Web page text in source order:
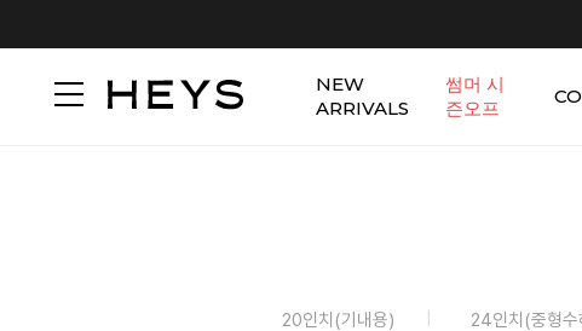
NEW
ARRIVALS
썸머 시
즌오프
20인치(기내용) 24인치(중형수